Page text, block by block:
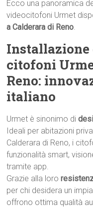
Ecco una panoramica
videocitofoni Urmet
a Calderara di Reno.
Installazione
citofoni
Reno:
italiano
Urmet è sinonimo di
Ideali per abitazioni
Calderara di Reno, i
funzionalità smart,
tramite app.
Grazie alla loro
per chi desidera un
offrono ottima qualità